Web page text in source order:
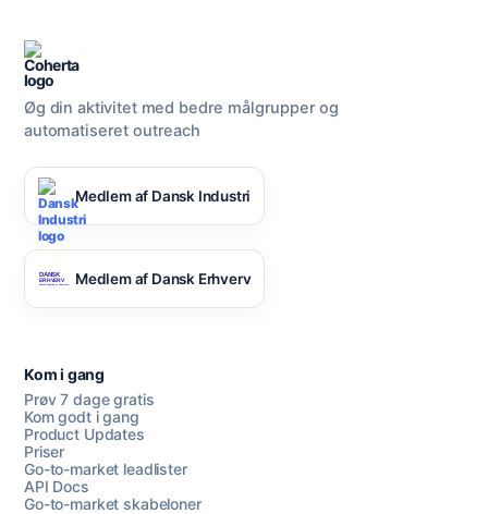
Øg din aktivitet med bedre målgrupper og
automatiseret outreach
Medlem af Dansk Industri
Medlem af Dansk Erhverv
Kom i gang
Prøv 7 dage gratis
Kom godt i gang
Product Updates
Priser
Go-to-market leadlister
API Docs
Go-to-market skabeloner